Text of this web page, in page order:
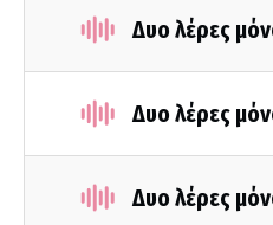
Δυο λέρες
Δυο λέρες
Δυο λέρες